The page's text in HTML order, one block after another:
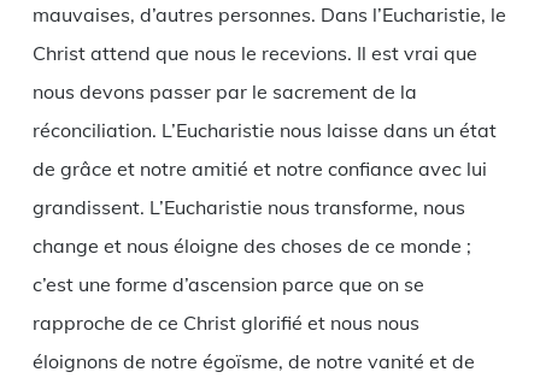
mauvaises, d’autres personnes. Dans l’Eucharistie, le
Christ attend que nous le recevions. Il est vrai que
nous devons passer par le sacrement de la
réconciliation. L’Eucharistie nous laisse dans un état
de grâce et notre amitié et notre confiance avec lui
grandissent. L’Eucharistie nous transforme, nous
change et nous éloigne des choses de ce monde ;
c’est une forme d’ascension parce que on se
rapproche de ce Christ glorifié et nous nous
éloignons de notre égoïsme, de notre vanité et de